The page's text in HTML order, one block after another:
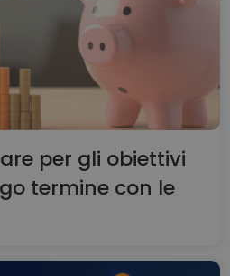
per gli obiettivi
termine con le